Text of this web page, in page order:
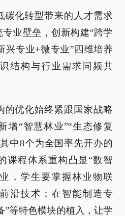
碳化转型带来的人才需求
业壁垒，创新构建“跨学
兴专业+微专业”四维培养
结构与行业需求同频共
的优化始终紧跟国家战略
增“智慧林业”“生态修复
中8个为全国率先开办的
课程体系重构凸显“数智
，学生要掌握林业物联
沿技术；在智能制造专
”等特色模块的植入，让学